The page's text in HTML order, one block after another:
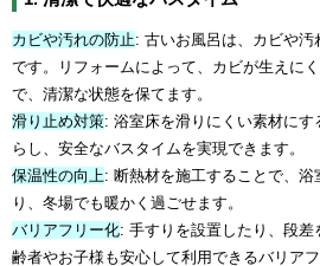
カビや汚れの防止: 古いお風呂は、カビや
です。リフォームによって、カビが生えに
で、清潔な状態を保てます。
滑り止め対策: 浴室床を滑りにくい素材に
らし、安全なバスタイムを実現できます。
保温性の向上: 断熱材を施工することで、
り、冬場でも暖かく過ごせます。
バリアフリー化: 手すりを設置したり、段
齢者やお子様も安心して利用できるバリア